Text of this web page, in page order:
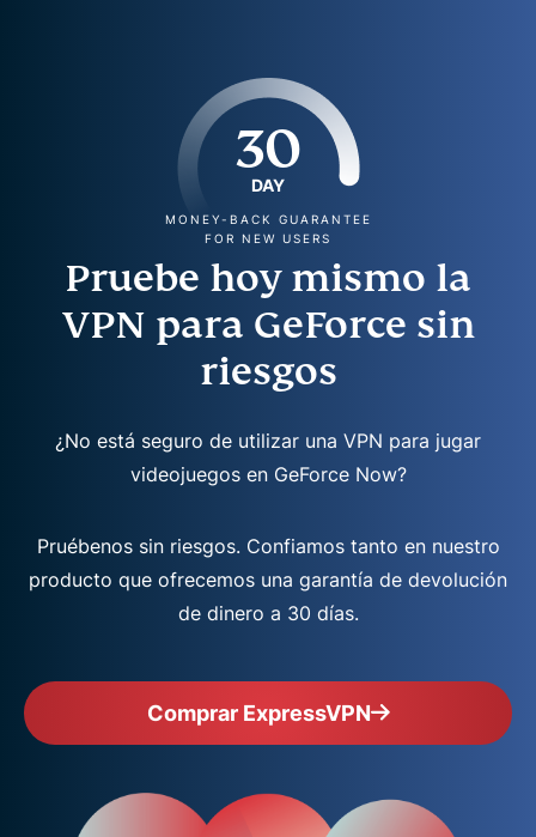
30
DAY
MONEY-BACK GUARANTEE
FOR NEW USERS
Pruebe hoy mismo la
VPN para GeForce sin
riesgos
¿No está seguro de utilizar una VPN para jugar
videojuegos en GeForce Now?
Pruébenos sin riesgos. Confiamos tanto en nuestro
producto que ofrecemos una garantía de devolución
de dinero a 30 días.
Comprar ExpressVPN